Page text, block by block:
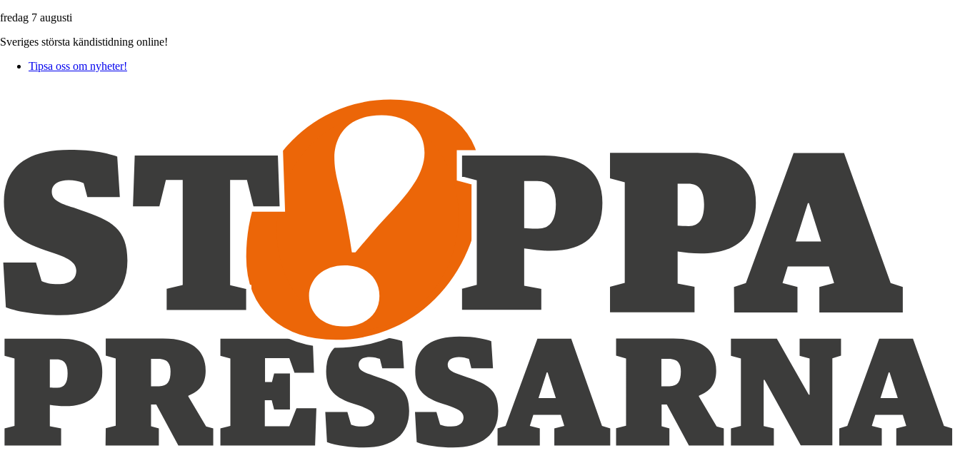
fredag 7 augusti
Sveriges största kändistidning online!
Tipsa oss om nyheter!